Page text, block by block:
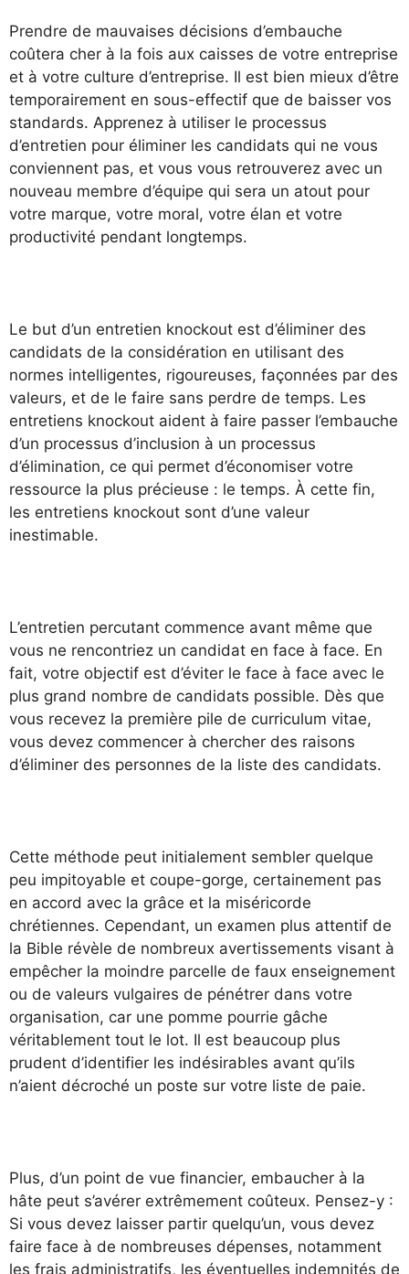
Prendre de mauvaises décisions d’embauche
coûtera cher à la fois aux caisses de votre entreprise
et à votre culture d’entreprise. Il est bien mieux d’être
temporairement en sous-effectif que de baisser vos
standards. Apprenez à utiliser le processus
d’entretien pour éliminer les candidats qui ne vous
conviennent pas, et vous vous retrouverez avec un
nouveau membre d’équipe qui sera un atout pour
votre marque, votre moral, votre élan et votre
productivité pendant longtemps.
Le but d’un entretien knockout est d’éliminer des
candidats de la considération en utilisant des
normes intelligentes, rigoureuses, façonnées par des
valeurs, et de le faire sans perdre de temps. Les
entretiens knockout aident à faire passer l’embauche
d’un processus d’inclusion à un processus
d’élimination, ce qui permet d’économiser votre
ressource la plus précieuse : le temps. À cette fin,
les entretiens knockout sont d’une valeur
inestimable.
L’entretien percutant commence avant même que
vous ne rencontriez un candidat en face à face. En
fait, votre objectif est d’éviter le face à face avec le
plus grand nombre de candidats possible. Dès que
vous recevez la première pile de curriculum vitae,
vous devez commencer à chercher des raisons
d’éliminer des personnes de la liste des candidats.
Cette méthode peut initialement sembler quelque
peu impitoyable et coupe-gorge, certainement pas
en accord avec la grâce et la miséricorde
chrétiennes. Cependant, un examen plus attentif de
la Bible révèle de nombreux avertissements visant à
empêcher la moindre parcelle de faux enseignement
ou de valeurs vulgaires de pénétrer dans votre
organisation, car une pomme pourrie gâche
véritablement tout le lot. Il est beaucoup plus
prudent d’identifier les indésirables avant qu’ils
n’aient décroché un poste sur votre liste de paie.
Plus, d’un point de vue financier, embaucher à la
hâte peut s’avérer extrêmement coûteux. Pensez-y :
Si vous devez laisser partir quelqu’un, vous devez
faire face à de nombreuses dépenses, notamment
les frais administratifs, les éventuelles indemnités de